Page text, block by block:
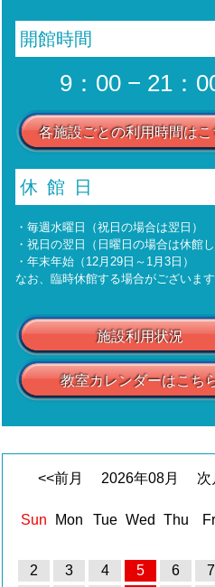
開館時間
9：00 − 21：
各施設ごとの利用時間は
休館日
・毎週水曜日（祝日の場合は翌日）
・祝日の翌日（日曜日の場合は休館し
・年末年始（12月29日～1月3日）
なお、臨時休館する場合がございます
施設利用状況
教室カレンダーはこち
<<前月 2026年08月 次
Sun Mon Tue Wed Thu
2
3 4 5 6 7